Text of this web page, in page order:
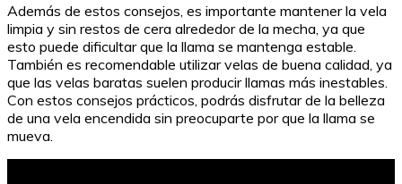
Además de estos consejos, es importante mantener la vela
limpia y sin restos de cera alrededor de la mecha, ya que
esto puede dificultar que la llama se mantenga estable.
También es recomendable utilizar velas de buena calidad, ya
que las velas baratas suelen producir llamas más inestables.
Con estos consejos prácticos, podrás disfrutar de la belleza
de una vela encendida sin preocuparte por que la llama se
mueva.